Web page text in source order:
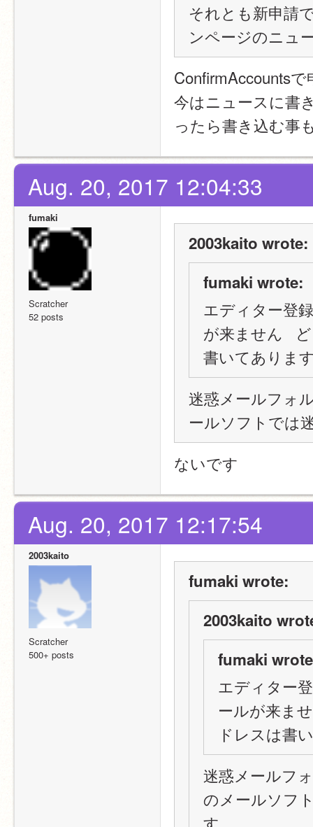
それとも新申請
ンページのニュ
ConfirmAccounts
今はニュースに書
ったら書き込む事
Aug. 20, 2017 12:04:33
fumaki
Scratcher
52 posts
2003kaito wrote:
fumaki wrote:
エディター登
が来ません
書いてありま
迷惑メールフォ
ールソフトでは
ないです
Aug. 20, 2017 12:17:54
2003kaito
Scratcher
500+ posts
fumaki wrote:
2003kaito
fumaki
エディター
ールが来ま
ドレスは書
迷惑メールフ
のメールソフ
す。